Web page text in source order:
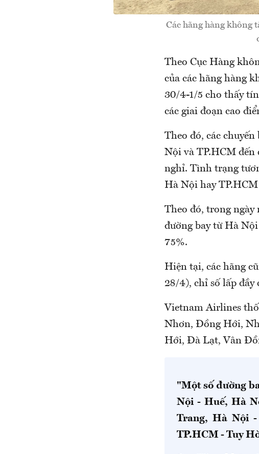
Các hãng hàng không
Theo Cục Hàng
của các hãng hàng
30/4-1/5 cho thấy
các giai đoạn cao
Theo đó, các
Nội và TP.HCM đến
nghỉ. Tình trạng
Hà Nội hay
Theo đó, trong
đường bay từ Hà
75%.
Hiện tại, các hãng
28/4), chỉ số lấp đầy
Vietnam Airlines
Nhơn, Đồng Hới,
Hới, Đà Lạt, Vân
"Một số đường
Nội - Huế, Hà
Trang, Hà Nội
TP.HCM - Tuy